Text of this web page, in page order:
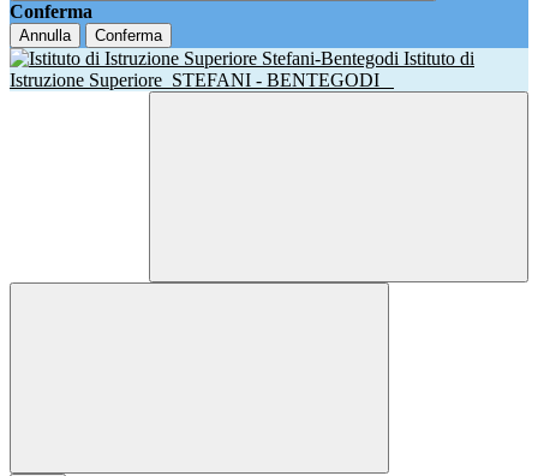
Conferma
Annulla Conferma
Istituto di
Istruzione Superiore STEFANI - BENTEGODI